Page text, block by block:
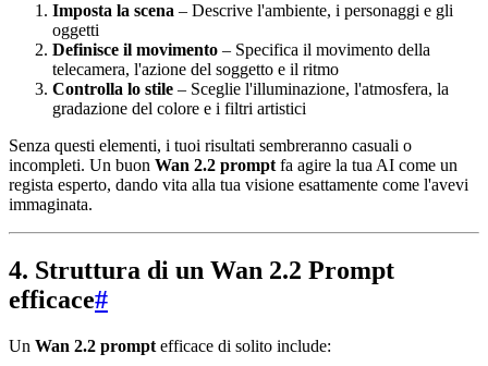
Imposta la scena – Descrive l'ambiente, i personaggi e gli
oggetti
Definisce il movimento – Specifica il movimento della
telecamera, l'azione del soggetto e il ritmo
Controlla lo stile – Sceglie l'illuminazione, l'atmosfera, la
gradazione del colore e i filtri artistici
Senza questi elementi, i tuoi risultati sembreranno casuali o
incompleti. Un buon Wan 2.2 prompt fa agire la tua AI come un
regista esperto, dando vita alla tua visione esattamente come l'avevi
immaginata.
4. Struttura di un Wan 2.2 Prompt
efficace#
Un Wan 2.2 prompt efficace di solito include: